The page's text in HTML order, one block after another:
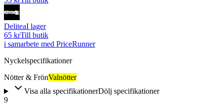
DeliteaI lager
65 krTill butik
i samarbete med PriceRunner
Nyckelspecifikationer
Nötter & FrönValnötter
Visa alla specifikationerDölj specifikationer
9